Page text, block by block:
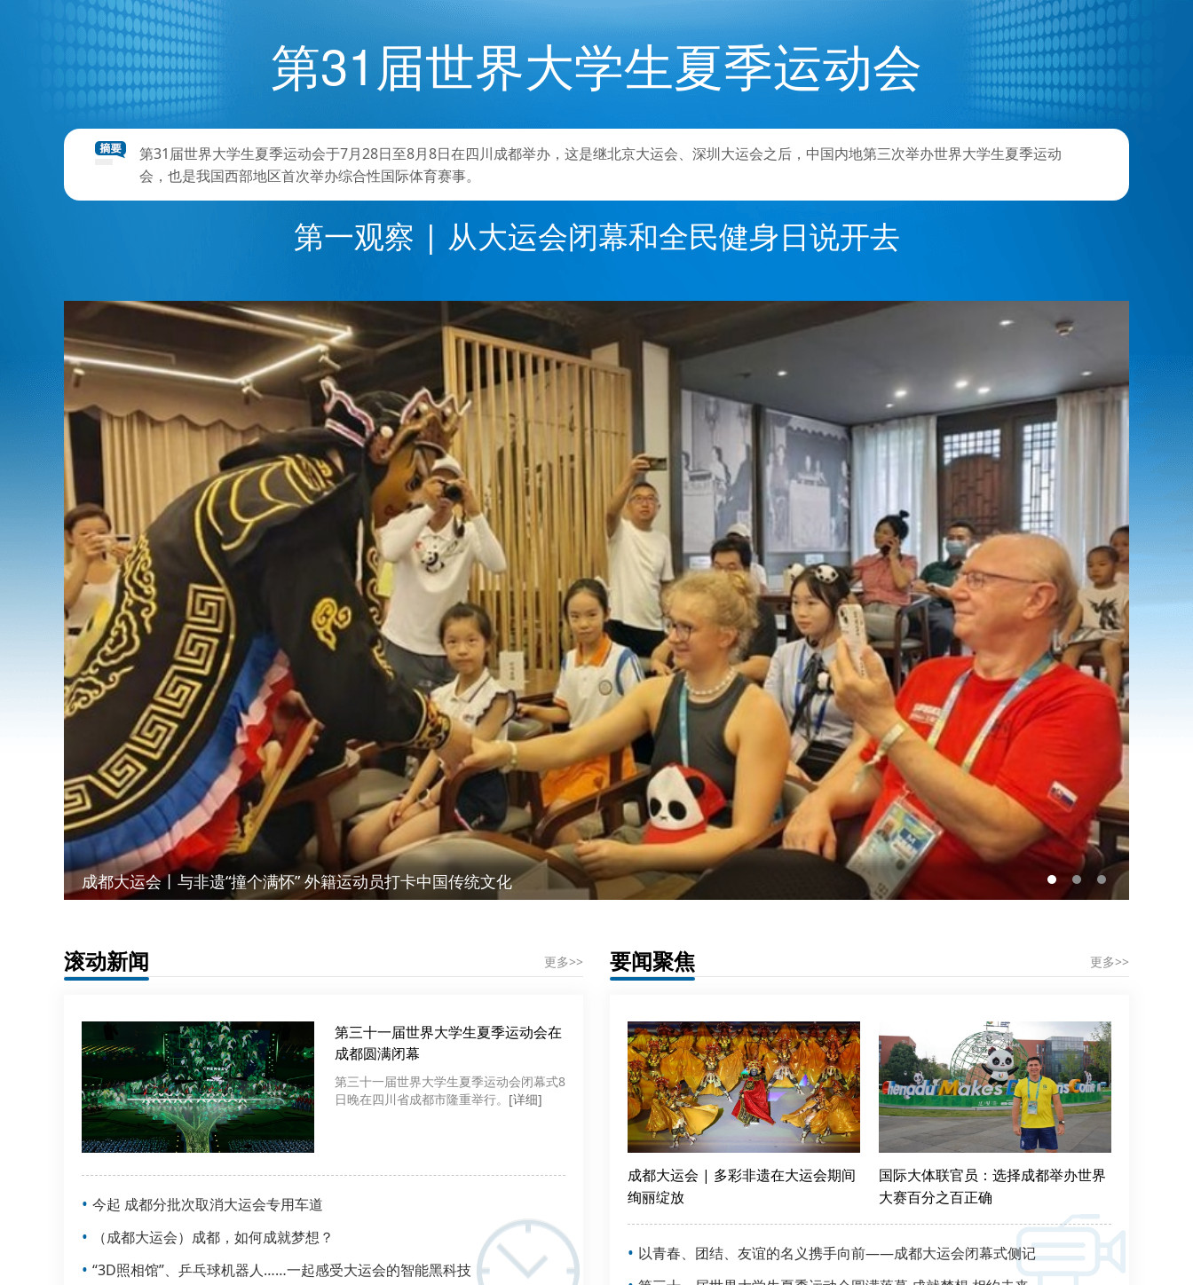
第31届世界大学生夏季运动会
第31届世界大学生夏季运动会于7月28日至8月8日在四川成都举办，这是继北京大运会、深圳大运会之后，中国内地第三次举办世界大学生夏季运动
会，也是我国西部地区首次举办综合性国际体育赛事。
第一观察 | 从大运会闭幕和全民健身日说开去
成都大运会丨与非遗“撞个满怀” 外籍运动员打卡中国传统文化
滚动新闻 更多>>
第三十一届世界大学生夏季运动会在
成都圆满闭幕
第三十一届世界大学生夏季运动会闭幕式8
日晚在四川省成都市隆重举行。 [详细]
• 今起 成都分批次取消大运会专用车道
• （成都大运会）成都，如何成就梦想？
• “3D照相馆”、乒乓球机器人……一起感受大运会的智能黑科技
要闻聚焦 更多>>
成都大运会 | 多彩非遗在大运会期间
绚丽绽放
国际大体联官员：选择成都举办世界
大赛百分之百正确
• 以青春、团结、友谊的名义携手向前——成都大运会闭幕式侧记